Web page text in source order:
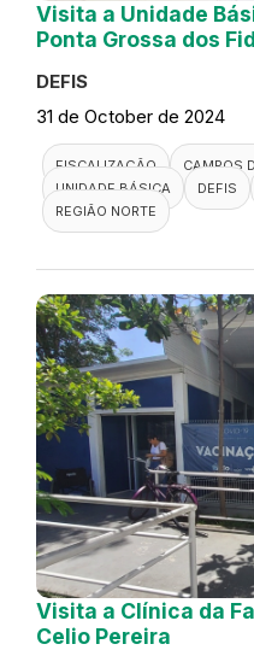
Visita a Unidade
Ponta Grossa dos
DEFIS
31 de October de 2024
FISCALIZAÇÃO
CAMPOS
UNIDADE BÁSICA
DEFIS
REGIÃO NORTE
Visita a Clínica da
Celio Pereira